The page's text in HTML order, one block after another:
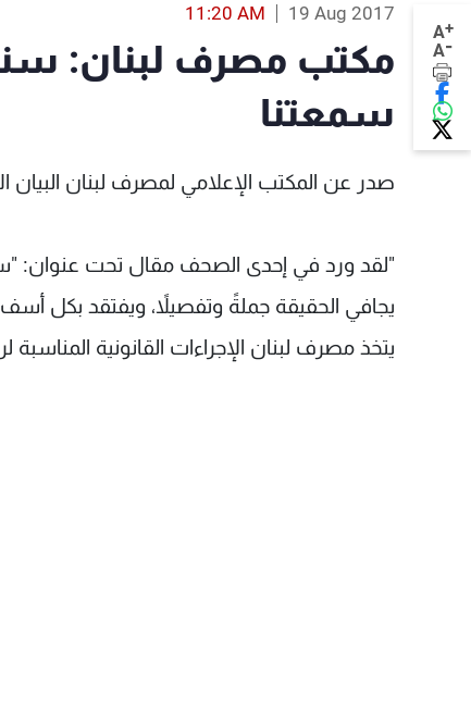
A+
A-
19 Aug 2017
11:20 AM
مكتب مصرف لبنان:
سمعتنا
صدر عن المكتب الإعلامي لمصرف لبنان البيان
يجافي الحقيقة جملةً وتفصيلاً، ويفتقد بكل أسف
يتخذ مصرف لبنان الإجراءات القانونية